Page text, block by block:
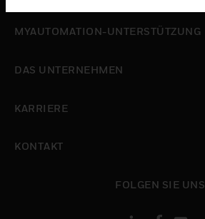
MYAUTOMATION-UNTERSTÜTZUNG
DAS UNTERNEHMEN
KARRIERE
KONTAKT
FOLGEN SIE UNS